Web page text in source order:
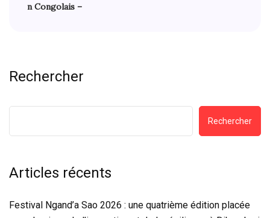
n Congolais –
Rechercher
Rechercher
Articles récents
Festival Ngand’a Sao 2026 : une quatrième édition placée